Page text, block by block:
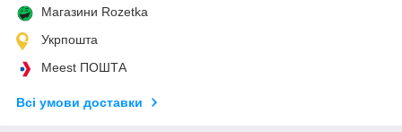
Магазини Rozetka
Укрпошта
Meest ПОШТА
Всі умови доставки